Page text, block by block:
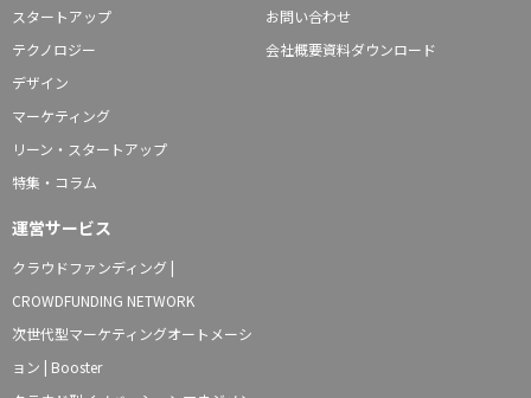
スタートアップ
テクノロジー
デザイン
マーケティング
リーン・スタートアップ
特集・コラム
お問い合わせ
会社概要資料ダウンロード
運営サービス
クラウドファンディング |
CROWDFUNDING NETWORK
次世代型マーケティングオートメーシ
ョン | Booster